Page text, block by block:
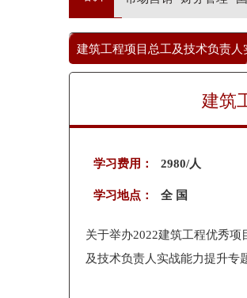
建筑工程项目总工及技术负责人
建筑
学习费用： 2980/人
学习地点： 全 国
关于举办2022建筑工程优秀项
及技术负责人实战能力提升专